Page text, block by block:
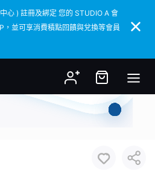
心 ) 註冊及綁定 您的 STUDIO A 會
，並可享消費積點回饋與兌換等會員
心 ) 註冊及綁定 您的 STUDIO A 會
，並可享消費積點回饋與兌換等會員